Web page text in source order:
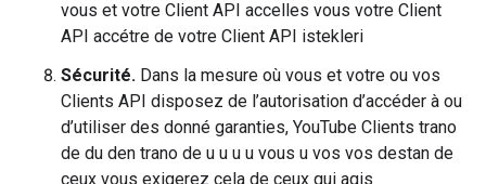
vous et votre Client API accelles vous votre Client
API accétre de votre Client API istekleri
Sécurité. Dans la mesure où vous et votre ou vos
Clients API disposez de l’autorisation d’accéder à ou
d’utiliser des donné garanties, YouTube Clients trano
de du den trano de u u u u vous u vos vos destan de
ceux vous exigerez cela de ceux qui agis